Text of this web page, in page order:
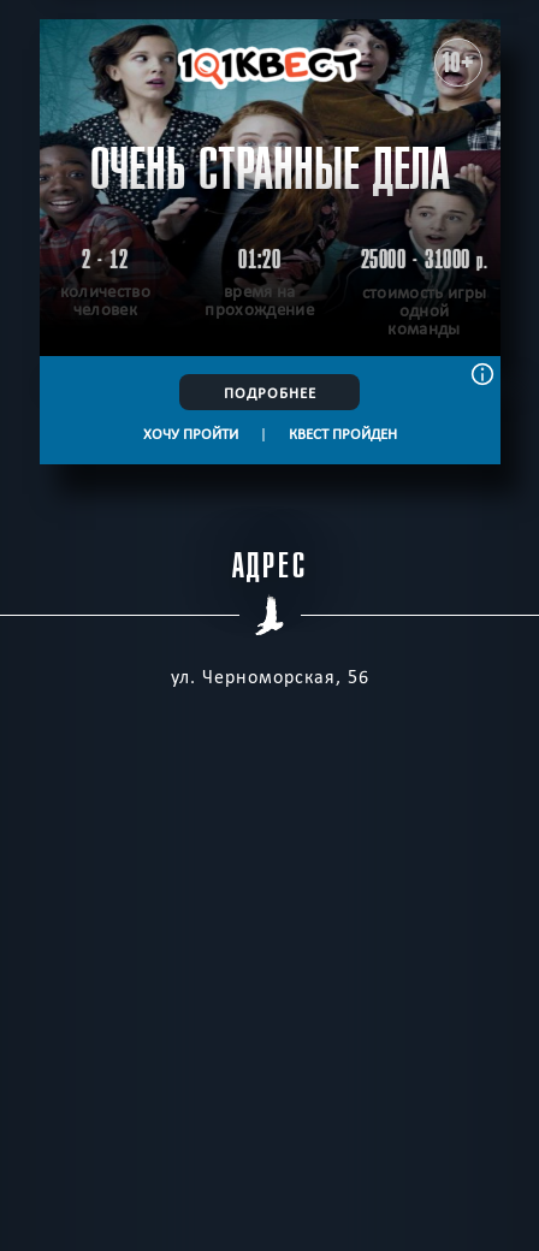
10+
ОЧЕНЬ СТРАННЫЕ ДЕЛА
2 - 12
количество
человек
01:20
время на
прохождение
25000 - 31000р.
стоимость игры
одной
команды
ПОДРОБНЕЕ
ХОЧУ ПРОЙТИ | КВЕСТ ПРОЙДЕН
АДРЕС
ул. Черноморская, 56